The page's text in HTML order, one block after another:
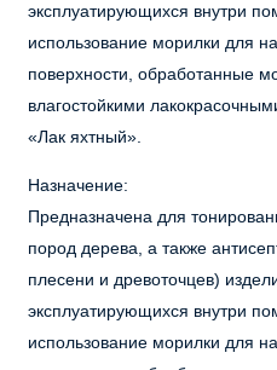
эксплуатирующихся внутри
использование морилки для
поверхности, обработанные
влагостойкими
«Лак яхтный».
Назначение:
Предназначена для
пород дерева, а также
плесени и древоточцев)
эксплуатирующихся внутри
использование морилки для